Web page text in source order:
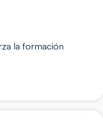
la formación